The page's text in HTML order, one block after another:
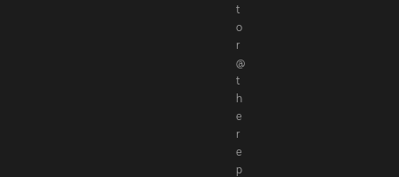
t
o
r
@
t
h
e
r
e
p